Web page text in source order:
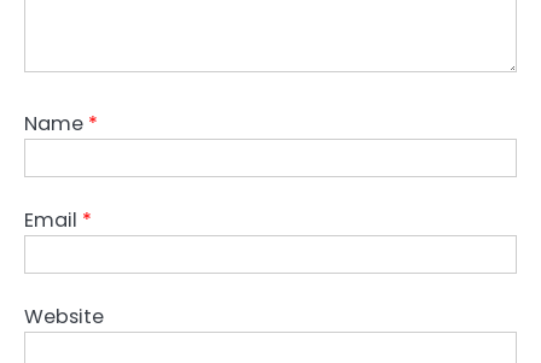
Name *
Email *
Website